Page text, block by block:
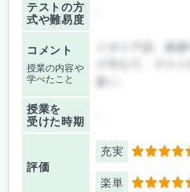
テストの方
式や難易度
コメント
授業の内容や
学べたこと
イタリア語、挨
授業を
受けた時期
評価
充実 5
楽単 5